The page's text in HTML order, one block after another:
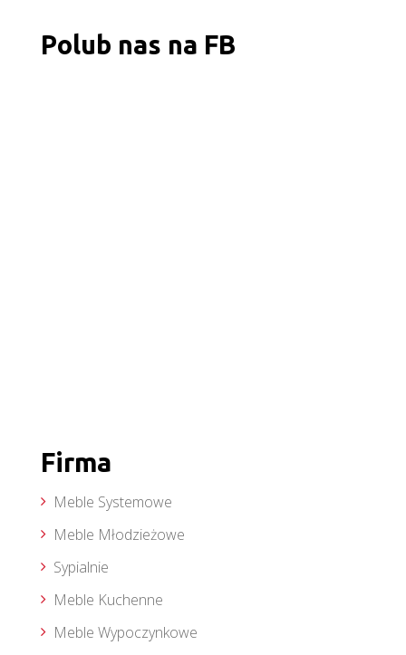
Polub nas na FB
Firma
Meble Systemowe
Meble Młodzieżowe
Sypialnie
Meble Kuchenne
Meble Wypoczynkowe